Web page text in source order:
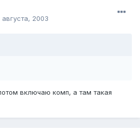
августа, 2003
включаю комп, а там такая